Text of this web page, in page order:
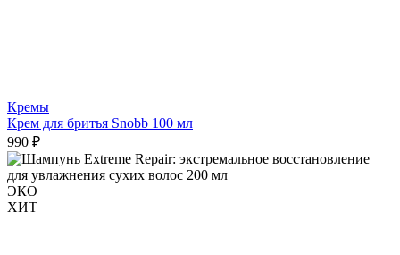
Кремы
Крем для бритья Snobb 100 мл
990 ₽
ЭКО
ХИТ